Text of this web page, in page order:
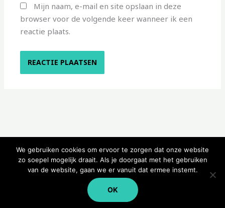
Mijn naam, e-mail en site opslaan in deze
browser voor de volgende keer wanneer ik een
reactie plaats.
Copyright © 2026 Kampeerwinkeltje
We gebruiken cookies om ervoor te zorgen dat onze website
zo soepel mogelijk draait. Als je doorgaat met het gebruiken
van de website, gaan we er vanuit dat ermee instemt.
OK